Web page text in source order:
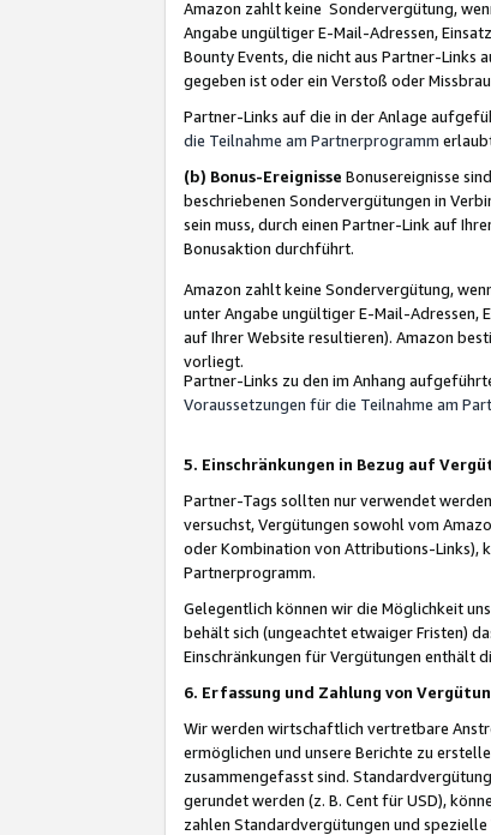
Amazon zahlt keine Sondervergütung,
Angabe ungültiger E-Mail-Adressen,
Bounty Events, die nicht aus Partner-Links
gegeben ist oder ein Verstoß oder
Partner-Links auf die in der Anlage
die Teilnahme am Partnerprogramm
(b) Bonus-Ereignisse Bonusereignisse
beschriebenen Sondervergütungen in
sein muss, durch einen Partner-Link auf
Bonusaktion durchführt.
Amazon zahlt keine Sondervergütung,
unter Angabe ungültiger E-Mail-Adressen,
auf Ihrer Website resultieren). Amazon
vorliegt.
Partner-Links zu den im Anhang
Voraussetzungen für die Teilnahme am
5. Einschränkungen in Bezug auf
Partner-Tags sollten nur verwendet
versuchst, Vergütungen sowohl vom
oder Kombination von Attributions-Links),
Partnerprogramm.
Gelegentlich können wir die Möglichkeit
behält sich (ungeachtet etwaiger Fristen)
Einschränkungen für Vergütungen enthält
6. Erfassung und Zahlung von
Wir werden wirtschaftlich vertretbare
ermöglichen und unsere Berichte zu
zusammengefasst sind.
gerundet werden (z. B. Cent für USD),
zahlen Standardvergütungen und